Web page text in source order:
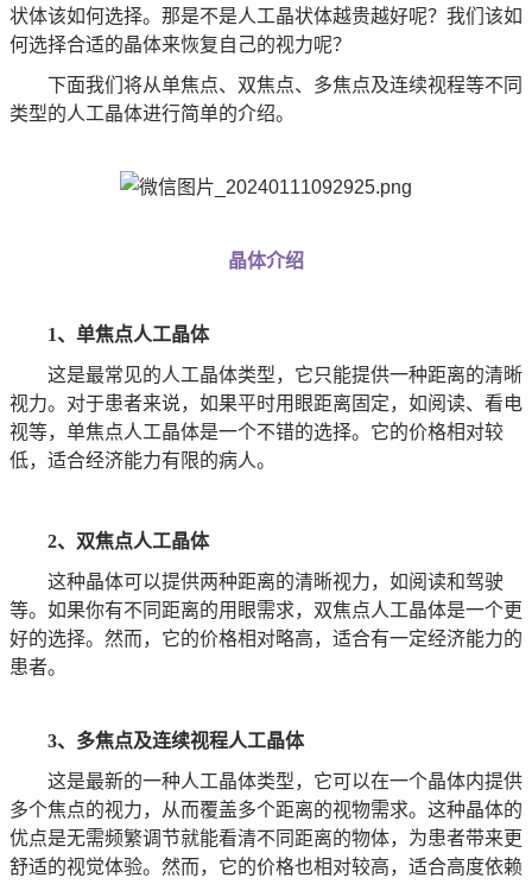
状体该如何选择。那是不是人工晶状体越贵越好呢？我们该如
何选择合适的晶体来恢复自己的视力呢？
下面我们将从单焦点、双焦点、多焦点及连续视程等不同
类型的人工晶体进行简单的介绍。
晶体介绍
1、单焦点人工晶体
这是最常见的人工晶体类型，它只能提供一种距离的清晰
视力。对于患者来说，如果平时用眼距离固定，如阅读、看电
视等，单焦点人工晶体是一个不错的选择。它的价格相对较
低，适合经济能力有限的病人。
2、 双焦点人工晶体
这种晶体可以提供两种距离的清晰视力，如阅读和驾驶
等。如果你有不同距离的用眼需求，双焦点人工晶体是一个更
好的选择。然而，它的价格相对略高，适合有一定经济能力的
患者。
3、 多焦点及连续视程人工晶体
这是最新的一种人工晶体类型，它可以在一个晶体内提供
多个焦点的视力，从而覆盖多个距离的视物需求。这种晶体的
优点是无需频繁调节就能看清不同距离的物体，为患者带来更
舒适的视觉体验。然而，它的价格也相对较高，适合高度依赖